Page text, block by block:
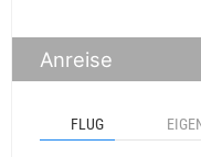
Anreise
FLUG